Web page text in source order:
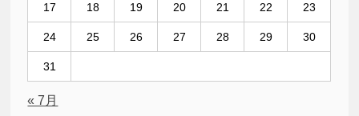
17 18 19 20 21 22 23
24 25 26 27 28 29 30
31
« 7月